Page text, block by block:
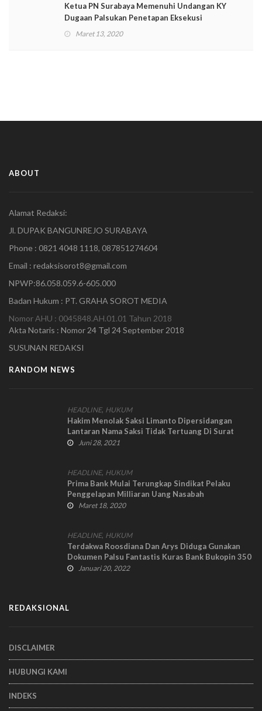
Ketua PN Surabaya Memenuhi Undangan KY
Dugaan Palsukan Penetapan Eksekusi
Maret 13, 2020
ABOUT
Alamat Redaksi:
Jl. DUPAK BANGUNREJO SURABAYA
Phone : 0821 4048 1118, 087851274604
Email : redaksisorot8@gmail.com
NPWP:86.058.059.6-605.000
Badan Hukum : PT. GRAHA SOROT MEDIA
Nomor AHU : 0045848.AH.01.01 Tahun 2018
Akta Notaris : Nomor 24 Tgl 24 September 2018
SUSUNAN REDAKSI
RANDOM NEWS
HEADLINE, HUKUM
Hakim Menolak Saksi Limanto Dipersidangan
Lantaran Nama Saksi Tidak Tertuang Di Surat
Perjanjian
Juni 28, 2021
HEADLINE, HUKUM
Prima Bank Mulai Terungkap Sindikat Pelaku
Penggelapan Milliaran Uang Nasabah
Maret 18, 2020
HEADLINE, HUKUM
Terdakwa Roosdiana Dan Arys Diduga Gunakan
Dokumen Palsu Fantastis Kuras Bank Bukopin 350
MilliarJanuari 20, 2022
REDAKSIONAL
DISCLAIMER
HUBUNGI KAMI
INDEKS